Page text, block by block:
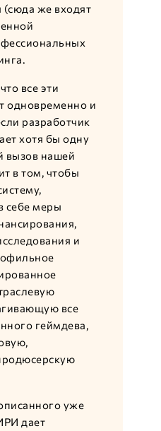
же входят
все эти
одновременно и
разработчик
хотя бы одну
вызов нашей
в том, чтобы
себе меры
и
все
геймдева,
уже
дает